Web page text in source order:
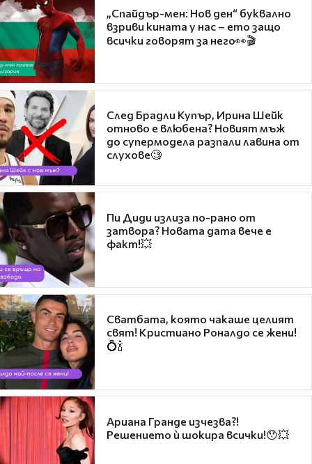
„Спайдър-мен: Нов ден“ буквално
взриви кината у нас – ето защо
всички говорят за него👀🎬
След Брадли Купър, Ирина Шейк
отново е влюбена? Новият мъж
до супермодела разпали лавина от
слухове🧐
Пи Диди излиза по-рано от
затвора? Новата дата вече е
факт!💥
Сватбата, която чакаше целият
свят! Кристиано Роналдо се жени!
💍🍾
Ариана Гранде изчезва?!
Решението ѝ шокира всички!😯💥